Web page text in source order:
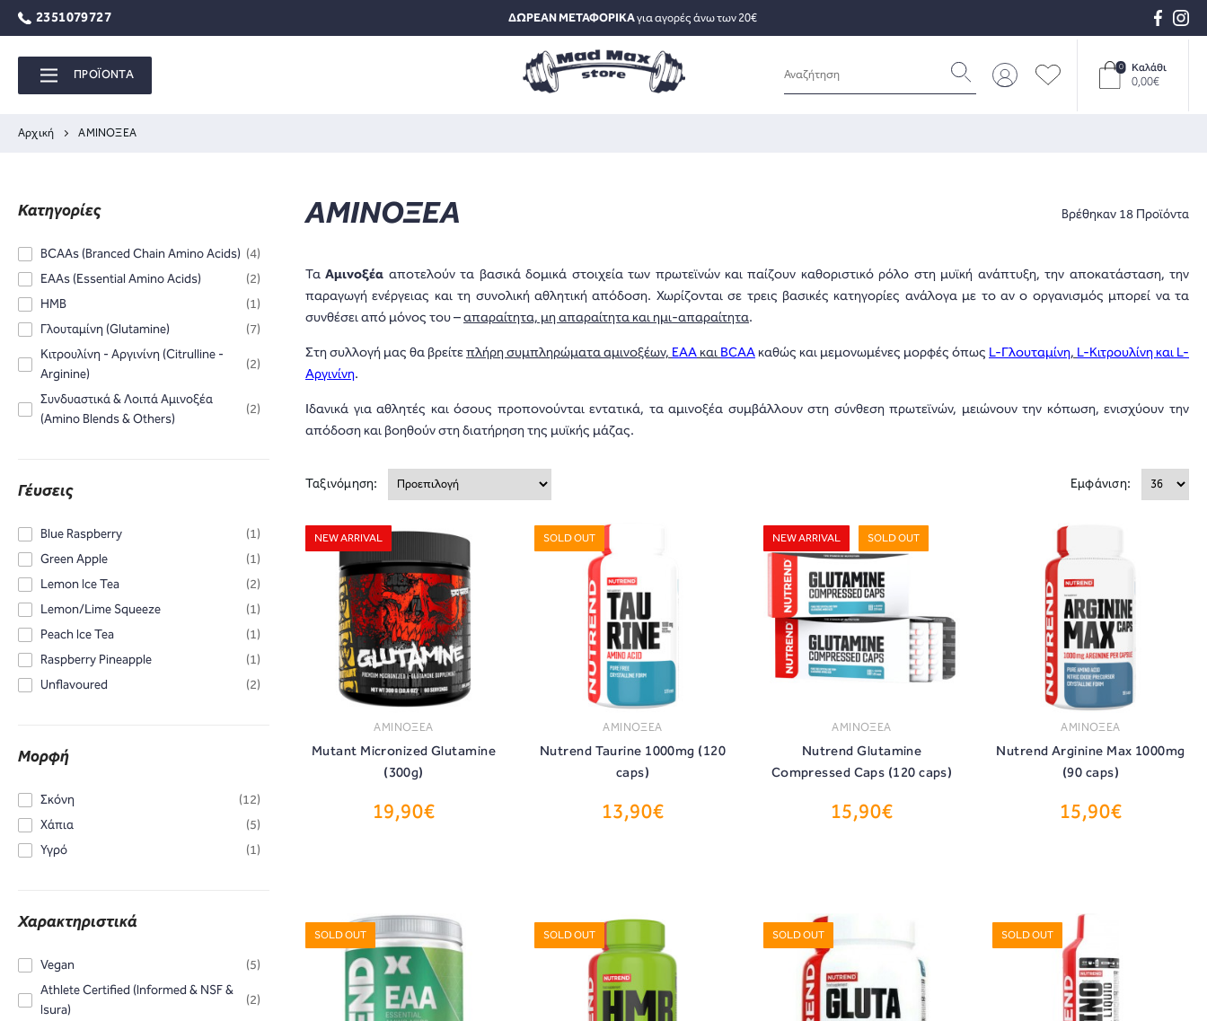
2351079727 ΔΩΡΕΑΝ ΜΕΤΑΦΟΡΙΚΑγια αγορές άνω των 20€
ΠΡΟΪΟΝΤΑ 0 Καλάθι
0,00€
Αρχική ΑΜΙΝΟΞΕΑ
Κατηγορίες
BCAAs (Branced Chain Amino Acids) (4)
EAAs (Essential Amino Acids)
(2)
HMB
(1)
Γλουταμίνη (Glutamine)
(7)
Κιτρουλίνη - Αργινίνη (Citrulline -
Arginine)
(2)
Συνδυαστικά & Λοιπά Αμινοξέα
(Amino Blends & Others)
(2)
Γέυσεις
Blue Raspberry
(1)
Green Apple
(1)
Lemon Ice Tea
(2)
Lemon/Lime Squeeze
(1)
Peach Ice Tea
(1)
Raspberry Pineapple
(1)
Unflavoured
(2)
Μορφή
Σκόνη
(12)
Χάπια
(5)
Υγρό
(1)
Χαρακτηριστικά
Vegan
(5)
Athlete Certified (Informed & NSF &
Isura)
(2)
ΑΜΙΝΟΞΕΑ Βρέθηκαν 18 Προϊόντα
ΤαΑμινοξέα αποτελούν τα βασικά δομικά στοιχεία των πρωτεϊνών και παίζουν καθοριστικό ρόλο στη μυϊκή ανάπτυξη, την αποκατάσταση, την
παραγωγή ενέργειας και τη συνολική αθλητική απόδοση. Χωρίζονται σε τρεις βασικές κατηγορίες ανάλογα με το αν ο οργανισμός μπορεί να τα
συνθέσει από μόνος του –απαραίτητα, μη απαραίτητα και ημι-απαραίτητα.
Στη συλλογή μας θα βρείτεπλήρη συμπληρώματα αμινοξέων,EAAκαιBCAAκαθώς και μεμονωμένες μορφές όπωςL-Γλουταμίνη,L-Κιτρουλίνη και L-
Αργινίνη.
Ιδανικά για αθλητές και όσους προπονούνται εντατικά, τα αμινοξέα συμβάλλουν στη σύνθεση πρωτεϊνών, μειώνουν την κόπωση, ενισχύουν την
απόδοση και βοηθούν στη διατήρηση της μυϊκής μάζας.
Ταξινόμηση: Εμφάνιση:
NEW ARRIVAL
ΑΜΙΝΟΞΕΑ
Mutant Micronized Glutamine
(300g)
19,90€
ΑΓΟΡΑ
SOLD OUT
ΑΜΙΝΟΞΕΑ
Nutrend Taurine 1000mg (120
caps)
13,90€
ΑΓΟΡΑ
NEW ARRIVAL SOLD OUT
ΑΜΙΝΟΞΕΑ
Nutrend Glutamine
Compressed Caps (120 caps)
15,90€
ΑΓΟΡΑ
ΑΜΙΝΟΞΕΑ
Nutrend Arginine Max 1000mg
(90 caps)
15,90€
ΑΓΟΡΑ
SOLD OUT SOLD OUT SOLD OUT SOLD OUT